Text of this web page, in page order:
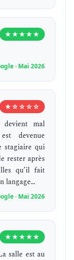
★★★★★
· Mai 2026
★☆☆☆☆
mal
devenue
stagiaire qui
rester après
qu’il fait
langage…
· Mai 2026
★★★★★
salle est au